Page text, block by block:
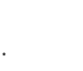
*Обязательно